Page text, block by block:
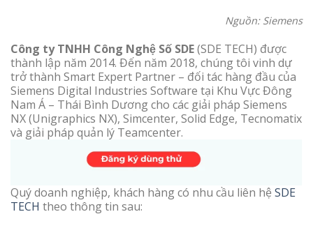
Nguồn: Siemens
Công ty TNHH Công Nghệ Số SDE(SDE TECH) được
thành lập năm 2014. Đến năm 2018, chúng tôi vinh dự
trở thành Smart Expert Partner – đối tác hàng đầu của
Siemens Digital Industries Software tại Khu Vực Đông
Nam Á – Thái Bình Dương cho các giải pháp Siemens
NX (Unigraphics NX), Simcenter, Solid Edge, Tecnomatix
và giải pháp quản lý Teamcenter.
Quý doanh nghiệp, khách hàng có nhu cầu liên hệ SDE
TECH theo thông tin sau: